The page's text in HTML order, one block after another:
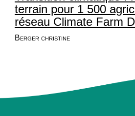
terrain pour 1 500
réseau Climate Farm
Berger christine